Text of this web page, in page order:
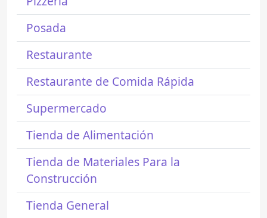
Posada
Restaurante
Restaurante de Comida Rápida
Supermercado
Tienda de Alimentación
Tienda de Materiales Para la
Construcción
Tienda General